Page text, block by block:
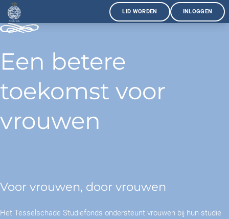
LID WORDEN INLOGGEN
Een betere
toekomst voor
vrouwen
Voor vrouwen, door vrouwen
Het Tesselschade Studiefonds ondersteunt vrouwen bij hun studie